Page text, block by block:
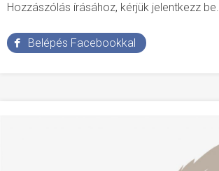
Hozzászólás írásához, kérjük jelentkezz be.
Belépés Facebookkal